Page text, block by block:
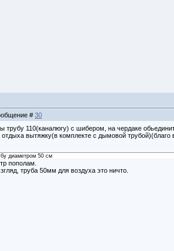
# 30
трубу 110(каналюгу) с шибером, на чердаке
вытяжку(в комплекте с дымовой
диаметром 50 см
пополам.
труба 50мм для воздуха это ничто.